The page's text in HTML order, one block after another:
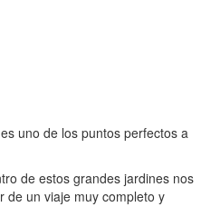
uno de los puntos perfectos a
de estos grandes jardines nos
de un viaje muy completo y